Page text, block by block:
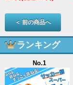
＜ 前の商品へ
ランキング
No.1